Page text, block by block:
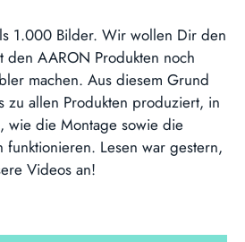
1.000 Bilder. Wir wollen Dir den
den AARON Produkten noch
machen. Aus diesem Grund
zu allen Produkten produziert, in
wie die Montage sowie die
funktionieren. Lesen war gestern,
Videos an!